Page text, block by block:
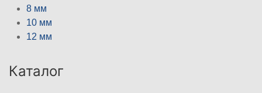
8 мм
10 мм
12 мм
Каталог